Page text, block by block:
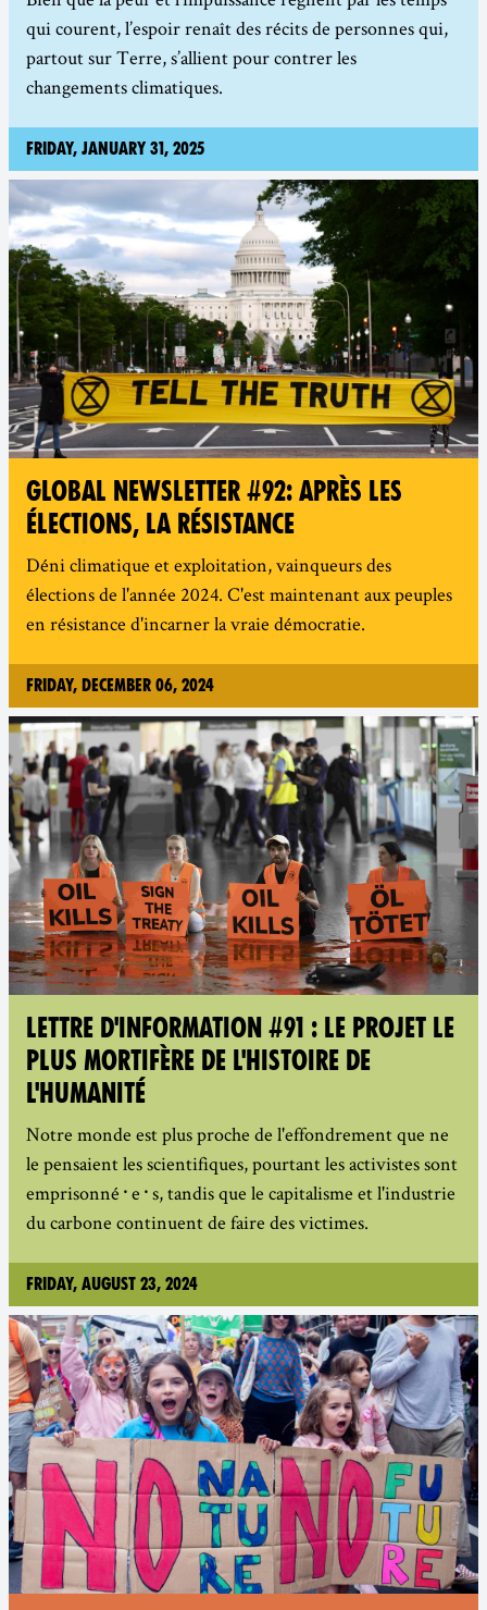
qui courent, l’espoir renaît des récits de personnes qui,
partout sur Terre, s’allient pour contrer les
changements climatiques.
Friday, January 31, 2025
GLOBAL NEWSLETTER #92: APRÈS LES
ÉLECTIONS, LA RÉSISTANCE
Déni climatique et exploitation, vainqueurs des
élections de l'année 2024. C'est maintenant aux peuples
en résistance d'incarner la vraie démocratie.
Friday, December 06, 2024
LETTRE D'INFORMATION #91 : LE PROJET LE
PLUS MORTIFÈRE DE L'HISTOIRE DE
L'HUMANITÉ
Notre monde est plus proche de l'effondrement que ne
le pensaient les scientifiques, pourtant les activistes sont
emprisonné᛫e᛫s, tandis que le capitalisme et l'industrie
du carbone continuent de faire des victimes.
Friday, August 23, 2024